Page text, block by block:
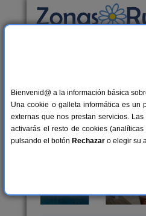
Casas
40 €
Bienvenid@ a la información básica
Una cookie o galleta informática es un
externas que nos prestan servicios.
activarás el resto de cookies
pulsando el botón Rechazar o elegir su